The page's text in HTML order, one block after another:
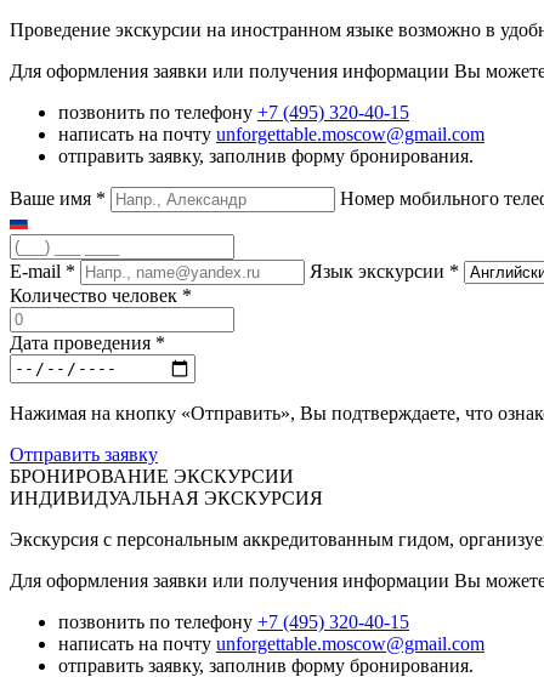
Проведение экскурсии на иностранном языке возможно в
Для оформления заявки или получения информации Вы
позвонить по телефону +7 (495) 320-40-15
написать на почту unforgettable.moscow@gmail.com
отправить заявку, заполнив форму бронирования.
Ваше имя * Номер мобильного
E-mail * Язык экскурсии *
Количество человек *
Дата проведения *
Нажимая на кнопку «Отправить», Вы подтверждаете, что
Отправить заявку
БРОНИРОВАНИЕ ЭКСКУРСИИ
ИНДИВИДУАЛЬНАЯ ЭКСКУРСИЯ
Экскурсия с персональным аккредитованным гидом,
Для оформления заявки или получения информации Вы
позвонить по телефону +7 (495) 320-40-15
написать на почту unforgettable.moscow@gmail.com
отправить заявку, заполнив форму бронирования.